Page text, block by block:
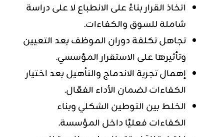
اتخاذ القرار بناءً على الانطباع لا على دراسة
شاملة للسوق والكفاءات.
تجاهل تكلفة دوران الموظف بعد التعيين
وتأثيرها على الاستقرار المؤسسي.
إهمال تجربة الاندماج والتأهيل بعد اختيار
الكفاءات لضمان الأداء الفعّال.
الخلط بين التوطين الشكلي وبناء
الكفاءات فعليًا داخل المؤسسة.